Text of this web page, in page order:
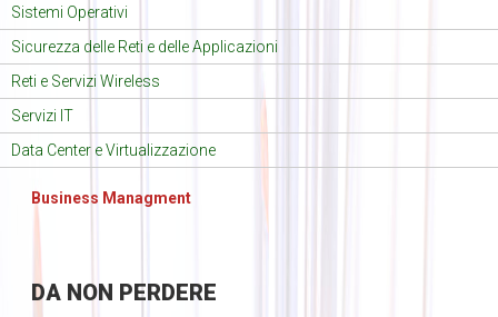
Sistemi Operativi
Sicurezza delle Reti e delle Applicazioni
Reti e Servizi Wireless
Servizi IT
Data Center e Virtualizzazione
Business Managment
DANON PERDERE